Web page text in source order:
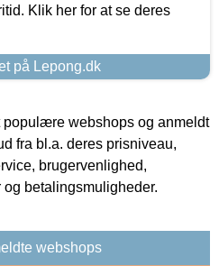
Klik her for at se deres
på Lepong.dk
populære webshops og anmeldt
fra bl.a. deres prisniveau,
brugervenlighed,
betalingsmuligheder.
webshops